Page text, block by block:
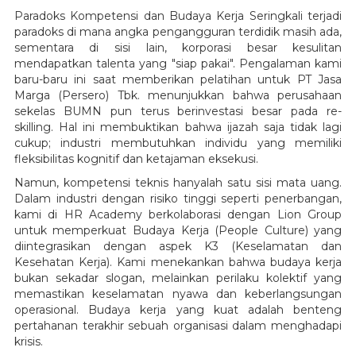
Paradoks Kompetensi dan Budaya Kerja Seringkali terjadi
paradoks di mana angka pengangguran terdidik masih ada,
sementara di sisi lain, korporasi besar kesulitan
mendapatkan talenta yang "siap pakai". Pengalaman kami
baru-baru ini saat memberikan pelatihan untuk PT Jasa
Marga (Persero) Tbk. menunjukkan bahwa perusahaan
sekelas BUMN pun terus berinvestasi besar pada re-
skilling. Hal ini membuktikan bahwa ijazah saja tidak lagi
cukup; industri membutuhkan individu yang memiliki
fleksibilitas kognitif dan ketajaman eksekusi.
Namun, kompetensi teknis hanyalah satu sisi mata uang.
Dalam industri dengan risiko tinggi seperti penerbangan,
kami di HR Academy berkolaborasi dengan Lion Group
untuk memperkuat Budaya Kerja (People Culture) yang
diintegrasikan dengan aspek K3 (Keselamatan dan
Kesehatan Kerja). Kami menekankan bahwa budaya kerja
bukan sekadar slogan, melainkan perilaku kolektif yang
memastikan keselamatan nyawa dan keberlangsungan
operasional. Budaya kerja yang kuat adalah benteng
pertahanan terakhir sebuah organisasi dalam menghadapi
krisis.